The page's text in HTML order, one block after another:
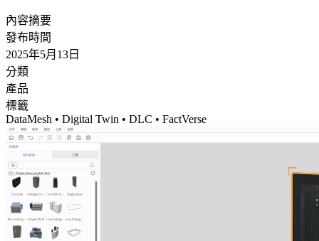
內容摘要
發布時間
2025年5月13日
分類
產品
標籤
DataMesh • Digital Twin • DLC • FactVerse